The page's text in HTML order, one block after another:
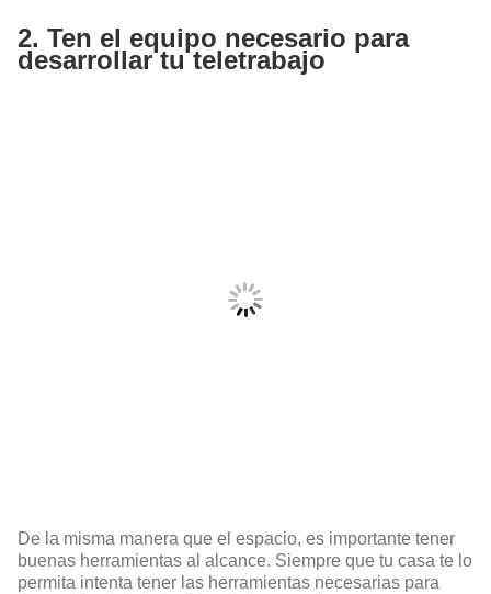
2. Ten el equipo necesario para
desarrollar tu teletrabajo
De la misma manera que el espacio, es importante tener
buenas herramientas al alcance. Siempre que tu casa te lo
permita intenta tener las herramientas necesarias para